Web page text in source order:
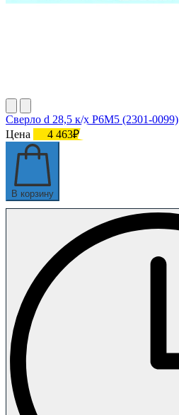
Сверло d 28,5 к/х Р6М5 (2301-0099)
Цена
4 463₽
В корзину